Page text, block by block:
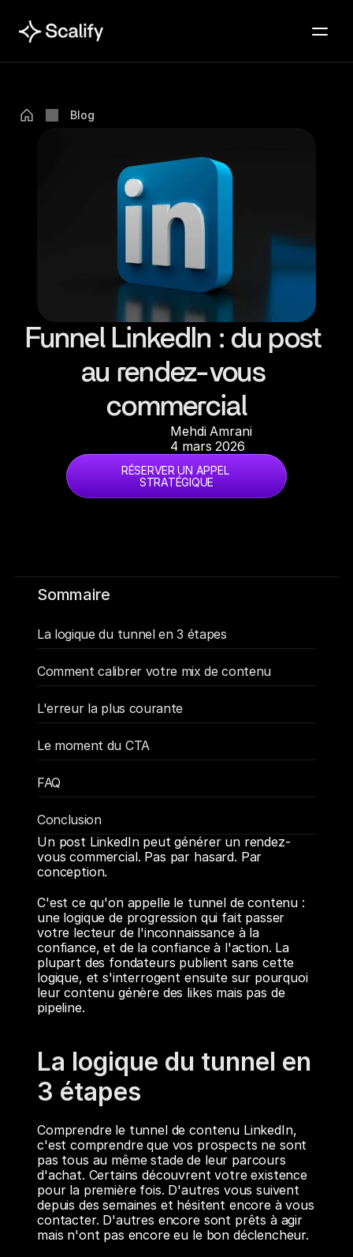
Blog
Funnel LinkedIn : du post
au rendez-vous
commercial
Mehdi Amrani
4 mars 2026
RÉSERVER UN APPEL
STRATÉGIQUE
Sommaire
La logique du tunnel en 3 étapes
Comment calibrer votre mix de contenu
L'erreur la plus courante
Le moment du CTA
FAQ
Conclusion
Un post LinkedIn peut générer un rendez-
vous commercial. Pas par hasard. Par
conception.
C'est ce qu'on appelle le tunnel de contenu :
une logique de progression qui fait passer
votre lecteur de l'inconnaissance à la
confiance, et de la confiance à l'action. La
plupart des fondateurs publient sans cette
logique, et s'interrogent ensuite sur pourquoi
leur contenu génère des likes mais pas de
pipeline.
La logique du tunnel en
3 étapes
Comprendre le tunnel de contenu LinkedIn,
c'est comprendre que vos prospects ne sont
pas tous au même stade de leur parcours
d'achat. Certains découvrent votre existence
pour la première fois. D'autres vous suivent
depuis des semaines et hésitent encore à vous
contacter. D'autres encore sont prêts à agir
mais n'ont pas encore eu le bon déclencheur.